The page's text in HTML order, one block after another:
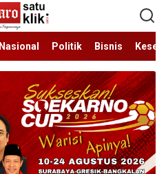
Nasional Politik Bisnis